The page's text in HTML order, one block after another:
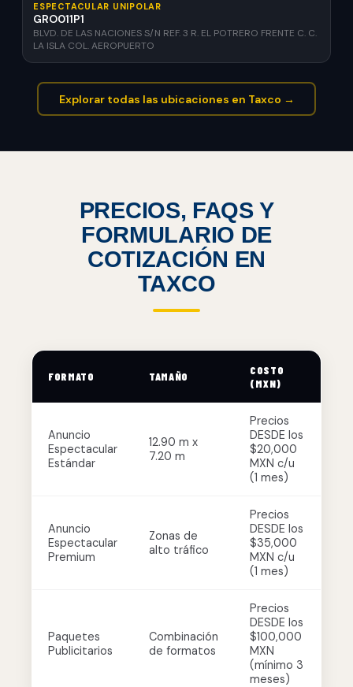
ESPECTACULAR UNIPOLAR
GRO011P1
BLVD. DE LAS NACIONES S/N REF. 3 R. EL POTRERO FRENTE C. C.
LA ISLA COL. AEROPUERTO
Explorar todas las ubicaciones en Taxco →
PRECIOS, FAQS Y
FORMULARIO DE
COTIZACIÓN EN
TAXCO
FORMATO TAMAÑO
COSTO
(MXN)
Anuncio
Espectacular
Estándar
12.90 m x
7.20 m
Precios
DESDE los
$20,000
MXN c/u
(1 mes)
Anuncio
Espectacular
Premium
Zonas de
alto tráfico
Precios
DESDE los
$35,000
MXN c/u
(1 mes)
Paquetes
Publicitarios
Combinación
de formatos
Precios
DESDE los
$100,000
MXN
(mínimo 3
meses)